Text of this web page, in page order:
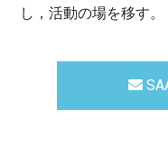
し，活動の場を移す。